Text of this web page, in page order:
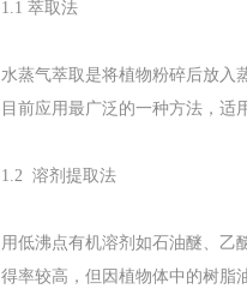
1.1 萃取法
水蒸气萃取是将植物粉碎后放入
目前应用最广泛的一种方法，适
1.2 溶剂提取法
用低沸点有机溶剂如石油醚、乙
得率较高，但因植物体中的树脂